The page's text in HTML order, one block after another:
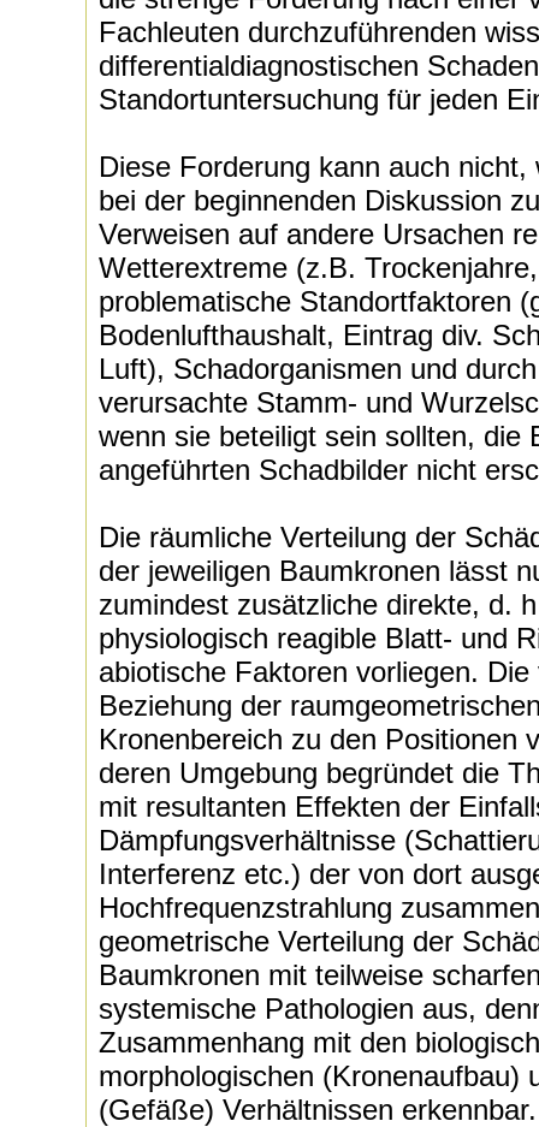
Fachleuten durchzuführenden
differentialdiagnostischen
Standortuntersuchung für jeden
Diese Forderung kann auch
bei der beginnenden Diskussion
Verweisen auf andere Ursachen
Wetterextreme (z.B.
problematische Standortfaktoren
Bodenlufthaushalt, Eintrag div.
Luft), Schadorganismen und
verursachte Stamm- und
wenn sie beteiligt sein sollten, die
angeführten Schadbilder nicht
Die räumliche Verteilung der
der jeweiligen Baumkronen lässt
zumindest zusätzliche direkte, d.
physiologisch reagible Blatt- und
abiotische Faktoren vorliegen.
Beziehung der
Kronenbereich zu den Positionen
deren Umgebung begründet die
mit resultanten Effekten der
Dämpfungsverhältnisse
Interferenz etc.) der von dort
Hochfrequenzstrahlung
geometrische Verteilung der
Baumkronen mit teilweise
systemische Pathologien aus,
Zusammenhang mit den
morphologischen (Kronenaufbau)
(Gefäße) Verhältnissen erkennbar.